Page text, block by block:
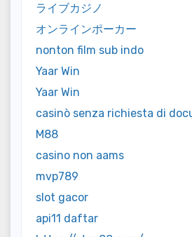
ライブカジノ
オンラインポーカー
nonton film sub indo
Yaar Win
Yaar Win
casinò senza richiesta di
M88
casino non aams
mvp789
slot gacor
api11 daftar